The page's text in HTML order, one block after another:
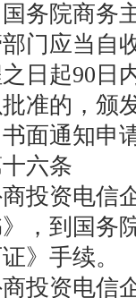
务院商务
门应当自
日起90日
准的，颁
面通知申
六条
投资电信
，到国务
》手续。
投资电信